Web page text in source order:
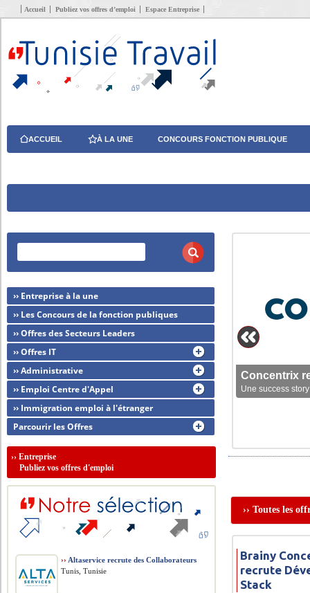
Accueil Publiez vos offres d’emploi Espace Entreprise
ACCUEIL À LA UNE CONCOURS FONCTION PUBLIQUE
Concentrix
Une success
›› Toutes les
Brainy
recrute
Stack
›› Entreprise à la une
›› Les Concours de la fonction publiques
›› Offres des Secteurs Leaders
›› Offres IT
›› Administrative
›› Emploi Centre d'Appel
›› Immigration emploi à l'étranger
Parcourir les Offres
››Entreprise
Publiez vos offres d'emploi
›› Altaservice recrute des Collaborateurs
Tunis, Tunisie